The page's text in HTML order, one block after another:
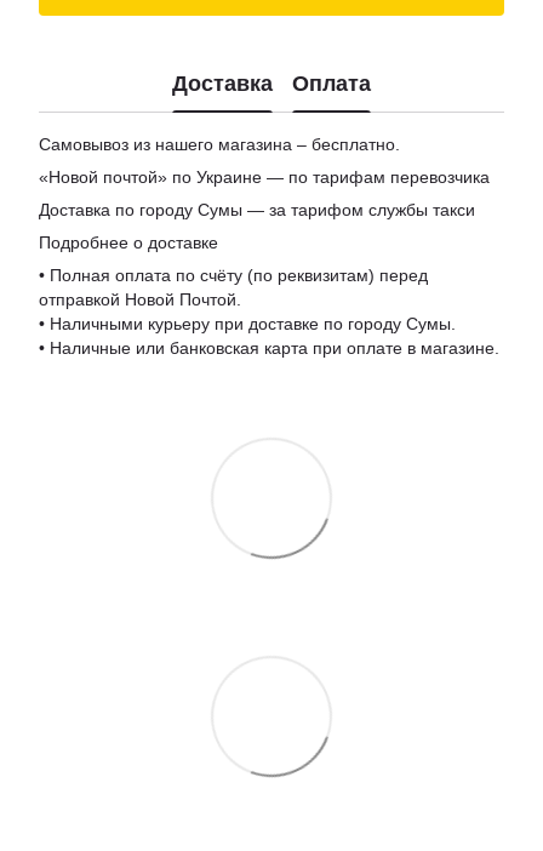
Доставка Оплата
Самовывоз из нашего магазина – бесплатно.
«Новой почтой» по Украине — по тарифам перевозчика
Доставка по городу Сумы — за тарифом службы такси
Подробнее о доставке
• Полная оплата по счёту (по реквизитам) перед
отправкой Новой Почтой.
• Наличными курьеру при доставке по городу Сумы.
• Наличные или банковская карта при оплате в магазине.